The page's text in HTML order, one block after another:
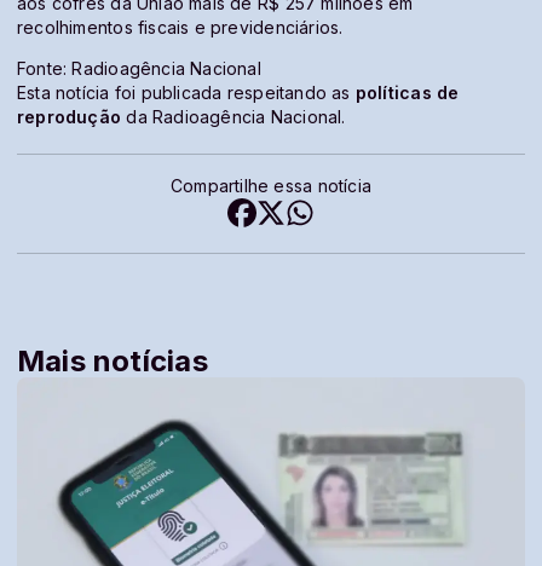
recolhimentos fiscais e previdenciários.
Fonte: Radioagência Nacional
Esta notícia foi publicada respeitando as políticas de
reprodução da Radioagência Nacional.
Compartilhe essa notícia
Mais notícias